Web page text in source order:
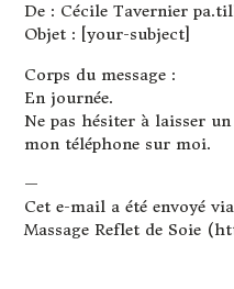
De : Cécile Tavernier
Objet : [your-subject]
Corps du message :
En journée.
Ne pas hésiter à laisser
mon téléphone sur moi.
—
Cet e-mail a été envoyé
Massage Reflet de Soie